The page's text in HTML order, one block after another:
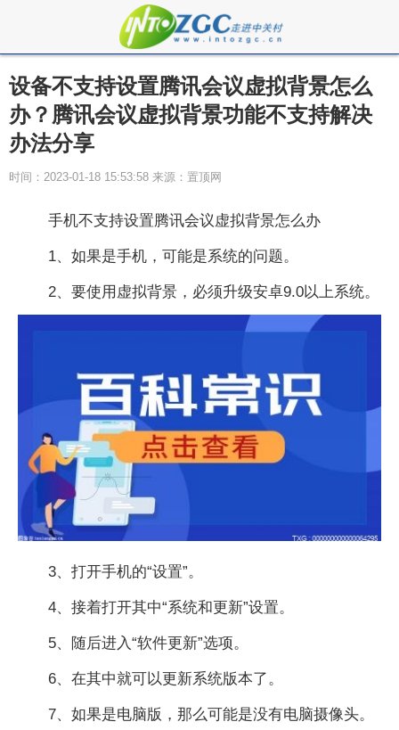
设备不支持设置腾讯会议虚拟背景怎么
办？腾讯会议虚拟背景功能不支持解决
办法分享
时间：2023-01-18 15:53:58 来源：置顶网
手机不支持设置腾讯会议虚拟背景怎么办
1、如果是手机，可能是系统的问题。
2、要使用虚拟背景，必须升级安卓9.0以上系统。
3、打开手机的“设置”。
4、接着打开其中“系统和更新”设置。
5、随后进入“软件更新”选项。
6、在其中就可以更新系统版本了。
7、如果是电脑版，那么可能是没有电脑摄像头。